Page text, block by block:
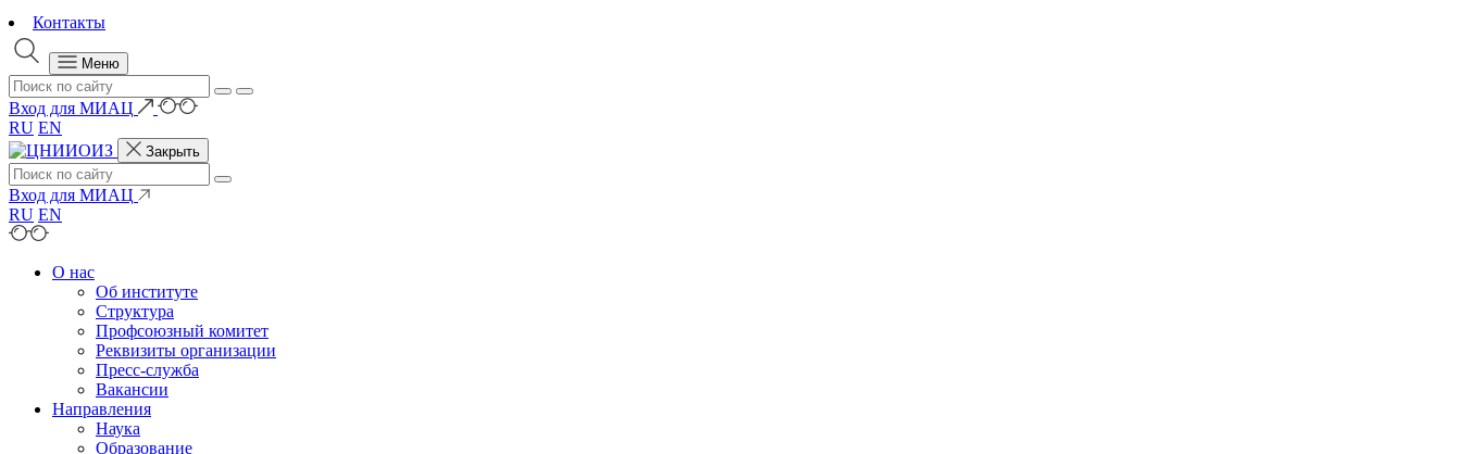
Контакты
Меню
Вход для МИАЦ
RU EN
Закрыть
Вход для МИАЦ
RU EN
О нас
Об институте
Структура
Профсоюзный комитет
Реквизиты организации
Пресс-служба
Вакансии
Направления
Наука
Образование